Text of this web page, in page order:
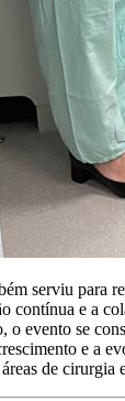
serviu para
contínua e a
o evento se
e a
de cirurgia